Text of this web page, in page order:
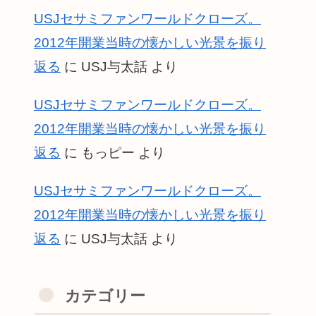
USJセサミファンワールドクローズ。
2012年開業当時の懐かしい光景を振り
返る に USJ与太話 より
USJセサミファンワールドクローズ。
2012年開業当時の懐かしい光景を振り
返る に もっピー より
USJセサミファンワールドクローズ。
2012年開業当時の懐かしい光景を振り
返る に USJ与太話 より
カテゴリー